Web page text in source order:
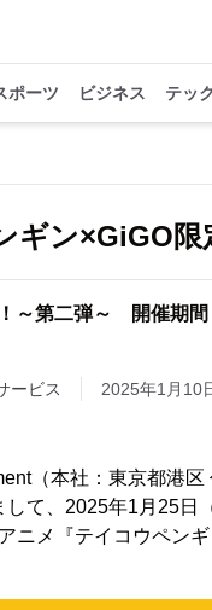
ポーツ ビジネス テック
ギン×GiGO
～第二弾～ 開催期
ービス 2025年1月10
（本社：東京都港
て、2025年1月25
ニメ『テイコウペン